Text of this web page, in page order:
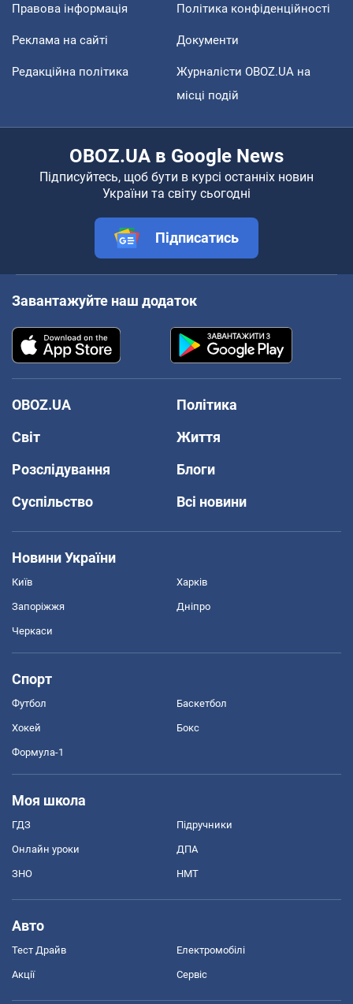
Правова інформація Політика конфіденційності
Реклама на сайті Документи
Редакційна політика
Журналісти OBOZ.UA на
місці подій
OBOZ.UA в Google News
Підписуйтесь, щоб бути в курсі останніх новин
України та світу сьогодні
Підписатись
Завантажуйте наш додаток
OBOZ.UA
Політика
Світ
Життя
Розслідування
Блоги
Суспільство
Всі новини
Новини України
Київ Харків
Запоріжжя Дніпро
Черкаси
Спорт
Футбол Баскетбол
Хокей Бокс
Формула-1
Моя школа
ГДЗ Підручники
Онлайн уроки ДПА
ЗНО НМТ
Авто
Тест Драйв Електромобілі
Акції Сервіс